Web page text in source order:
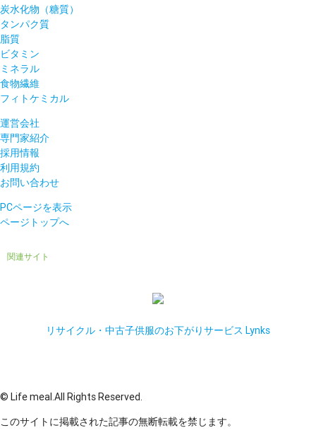
炭水化物（糖質）
タンパク質
脂質
ビタミン
ミネラル
食物繊維
フィトケミカル
運営会社
専門家紹介
採用情報
利用規約
お問い合わせ
PCページを表示
ページトップへ
関連サイト
リサイクル・中古子供服のお下がりサービス Lynks
© Life meal.All Rights Reserved.
このサイトに掲載された記事の無断転載を禁じます。